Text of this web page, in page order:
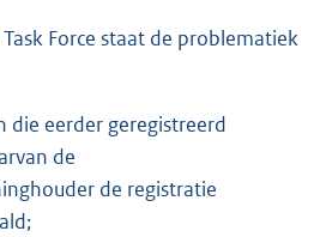
Force staat de problematiek
die eerder geregistreerd
de
de registratie